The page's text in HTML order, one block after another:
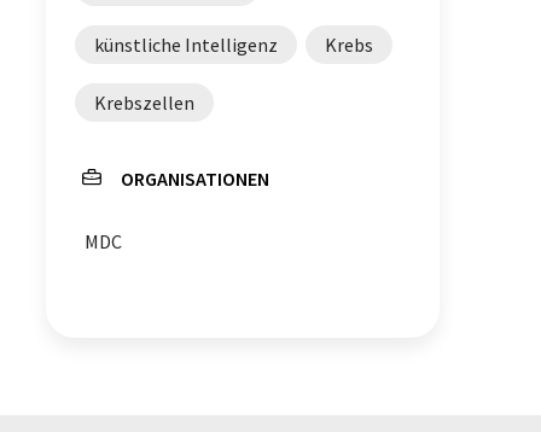
künstliche Intelligenz Krebs
Krebszellen
ORGANISATIONEN
MDC